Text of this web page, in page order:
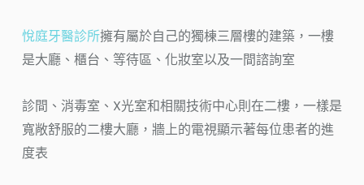
悅庭牙醫診所擁有屬於自己的獨棟三層樓的建築，一樓
是大廳、櫃台、等待區、化妝室以及一間諮詢室
診間、消毒室、X光室和相關技術中心則在二樓，一樣是
寬敞舒服的二樓大廳，牆上的電視顯示著每位患者的進
度表